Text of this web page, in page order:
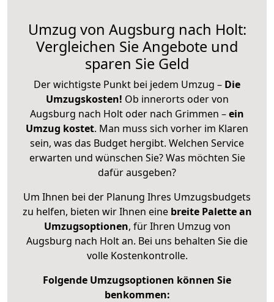
Umzug von Augsburg nach Holt:
Vergleichen Sie Angebote und
sparen Sie Geld
Der wichtigste Punkt bei jedem Umzug – Die
Umzugskosten! Ob innerorts oder von
Augsburg nach Holt oder nach Grimmen –ein
Umzug kostet. Man muss sich vorher im Klaren
sein, was das Budget hergibt. Welchen Service
erwarten und wünschen Sie? Was möchten Sie
dafür ausgeben?
Um Ihnen bei der Planung Ihres Umzugsbudgets
zu helfen, bieten wir Ihnen eine breite Palette an
Umzugsoptionen, für Ihren Umzug von
Augsburg nach Holt an. Bei uns behalten Sie die
volle Kostenkontrolle.
Folgende Umzugsoptionen können Sie
benkommen: